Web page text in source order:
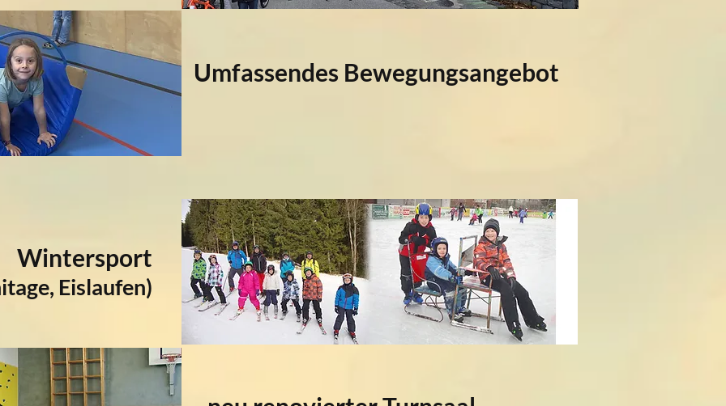
Umfassendes Bewegungsangebot
Wintersport
Eislaufen)